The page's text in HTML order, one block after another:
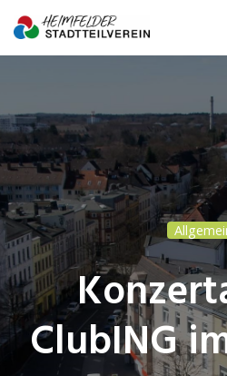
Der Verein
Die Projekte
Das Netzwerk
Die Menschen
Mach mit!
ClubING